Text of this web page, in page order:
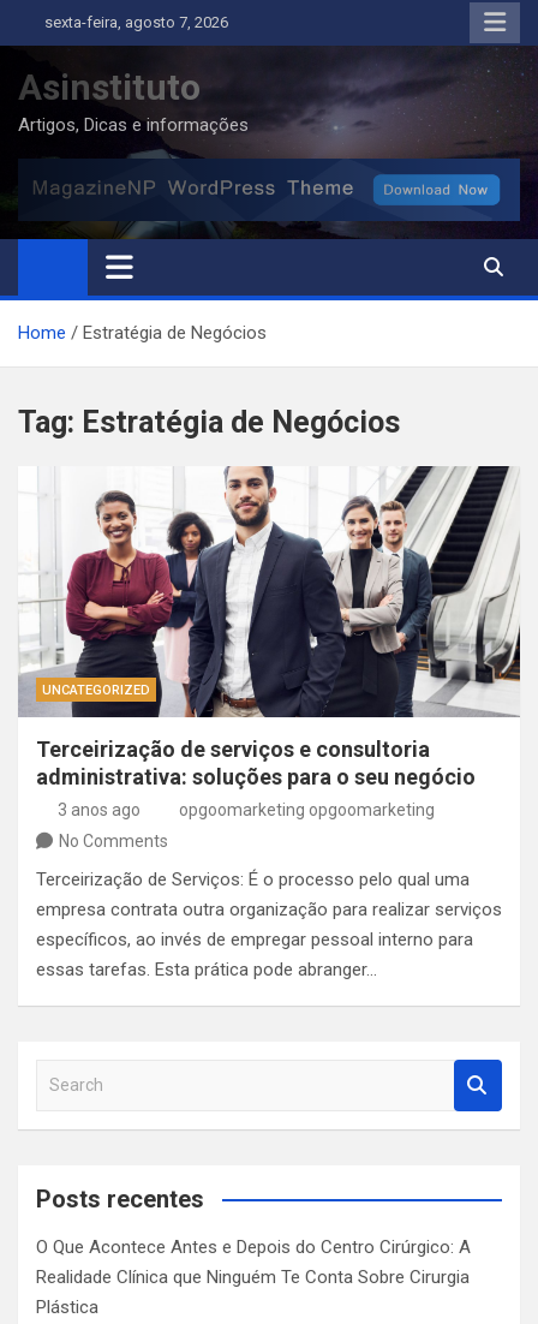
to
content
sexta-feira, agosto 7, 2026
Asinstituto
Artigos, Dicas e informações
Home Estratégia de Negócios
Tag: Estratégia de Negócios
UNCATEGORIZED
Terceirização de serviços e consultoria
administrativa: soluções para o seu negócio
3 anos ago
opgoomarketing opgoomarketing
No Comments
Terceirização de Serviços: É o processo pelo qual uma
empresa contrata outra organização para realizar serviços
específicos, ao invés de empregar pessoal interno para
essas tarefas. Esta prática pode abranger…
a
c
Posts recentes
O Que Acontece Antes e Depois do Centro Cirúrgico: A
Realidade Clínica que Ninguém Te Conta Sobre Cirurgia
Plástica